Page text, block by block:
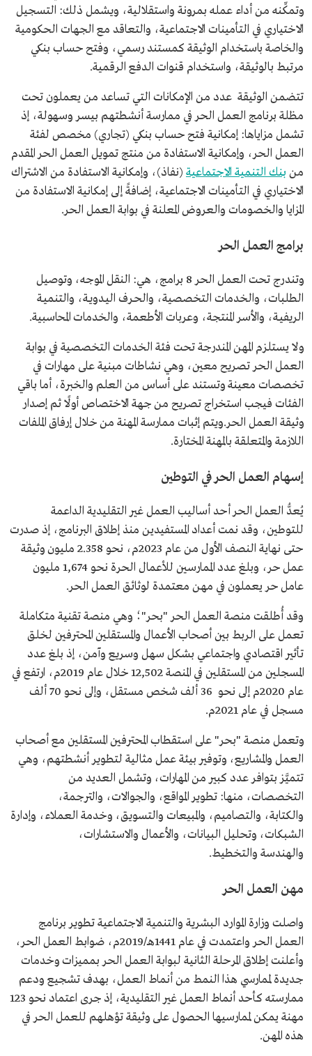
وتمكِّنه من أداء عمله بمرونة واستقلالية، ويشمل ذلك: التسجيل
الاختياري في التأمينات الاجتماعية، والتعاقد مع الجهات الحكومية
والخاصة باستخدام الوثيقة كمستند رسمي، وفتح حساب بنكي
مرتبط بالوثيقة، واستخدام قنوات الدفع الرقمية.
تتضمن الوثيقة عدد من الإمكانات التي تساعد من يعملون تحت
مظلة برنامج العمل الحر في ممارسة أنشطتهم بيسر وسهولة، إذ
تشمل مزاياها: إمكانية فتح حساب بنكي (تجاري) مخصص لفئة
العمل الحر، وإمكانية الاستفادة من منتج تمويل العمل الحر المقدم
من بنك التنمية الاجتماعية (نفاذ)، وإمكانية الاستفادة من الاشتراك
الاختياري في التأمينات الاجتماعية، إضافةً إلى إمكانية الاستفادة من
المزايا والخصومات والعروض المعلنة في بوابة العمل الحر.
برامج العمل الحر
وتندرج تحت العمل الحر 8 برامج، هي: النقل الموجه، وتوصيل
الطلبات، والخدمات التخصصية، والحـرف اليـدويـة، والتنميـة
الريفيـة، والأسر المنتجة، وعربات الأطعمة، والخدمات المحاسبية.
ولا يستلزم المهن المندرجة تحت فئة الخدمات التخصصية في بوابة
العمل الحر تصريح معين، وهي نشاطات مبنية على مهارات في
تخصصات معينة وتستند على أساس من العلم والخبرة، أما باقي
الفئات فيجب استخراج تصريح من جهة الاختصاص أولًا ثم إصدار
وثيقة العمل الحر.ويتم إثبات ممارسة المهنة من خلال إرفاق الملفات
اللازمة والمتعلقة بالمهنة المختارة.
إسهام العمل الحر في التوطين
يُعدُّ العمل الحر أحد أساليب العمل غير التقليدية الداعمة
للتوطين، وقد نمت أعداد المستفيدين منذ إطلاق البرنامج، إذ صدرت
حتى نهاية النصف الأول من عام 2023م، نحو 2.358 مليون وثيقة
عمل حر، وبلغ عدد الممارسين للأعمال الحرة نحو 1,674 مليون
عامل حر يعملون في مهن معتمدة لوثائق العمل الحر.
وقد أُطلقت منصة العمل الحر "بحر"؛ وهي منصة تقنية متكاملة
تعمل على الربط بين أصحاب الأعمال والمستقلين المحترفين لخلق
تأثير اقتصادي واجتماعي بشكل سهل وسريع وآمن، إذ بلغ عدد
المسجلين من المستقلين في المنصة 12,502 خلال عام 2019م، ارتفع في
عام 2020م إلى نحو 36 ألف شخص مستقل، وإلى نحو 70 ألف
مسجل في عام 2021م.
وتعمل منصة "بحر" على استقطاب المحترفين المستقلين مع أصحاب
العمل والمشاريع، وتوفير بيئة عمل مثالية لتطوير أنشطتهم، وهي
تتميَّز بتوافر عدد كبير من المهارات، وتشمل العديد من
التخصصات، منها: تطوير المواقع، والجوالات، والترجمة،
والكتابة، والتصاميم، والمبيعات والتسويق، وخدمة العملاء، وإدارة
الشبكات، وتحليل البيانات، والأعمال والاستشارات،
والهندسة والتخطيط.
مهن العمل الحر
واصلت وزارة الموارد البشرية والتنمية الاجتماعية تطوير برنامج
العمل الحر واعتمدت في عام 1441هـ/2019م، ضوابط العمل الحر،
وأعلنت إطلاق المرحلة الثانية لبوابة العمل الحر بمميزات وخدمات
جديدة لممارسي هذا النمط من أنماط العمل، بهدف تشجيع ودعم
ممارسته كأحد أنماط العمل غير التقليدية، إذ جرى اعتماد نحو 123
مهنة يمكن لممارسيها الحصول على وثيقة تؤهلهم للعمل الحر في
هذه المهن.